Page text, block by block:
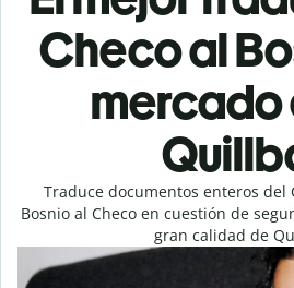
Checo al
mercado
Traduce documentos enteros del
Bosnio al Checo en cuestión de
gran calidad de